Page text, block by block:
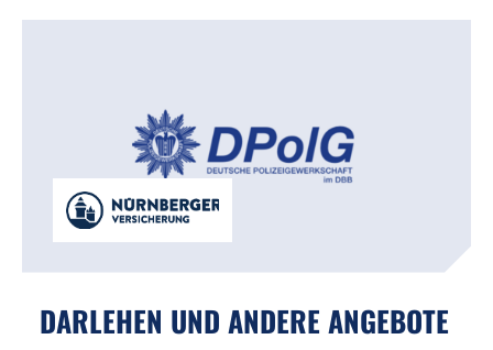
DARLEHEN UND ANDERE ANGEBOTE